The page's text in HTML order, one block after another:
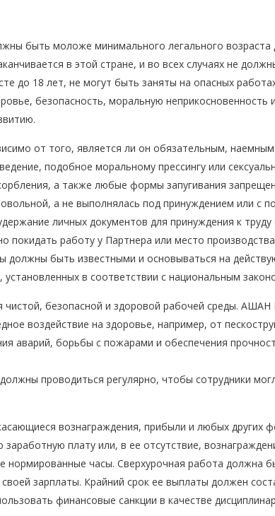
быть моложе минимального легального
в этой стране, и во всех случаях не
до 18 лет, не могут быть заняты на опасных
безопасность, моральную
от того, является ли он обязательным,
подобное моральному прессингу или
а также любые формы запугивания
а не выполнялась под принуждением или с
личных документов для принуждения к
покидать работу у Партнера или место
должны быть известными и основываться на
в соответствии с национальным
безопасной и здоровой рабочей среды.
воздействие на здоровье, например, от
аварий, борьбы с пожарами и обеспечения
проводиться регулярно, чтобы сотрудники
вознаграждения, прибыли и любых других
плату или, в ее отсутствие,
часы. Сверхурочная работа должна
зарплаты. Крайний срок ее выплаты должен
финансовые санкции в качестве